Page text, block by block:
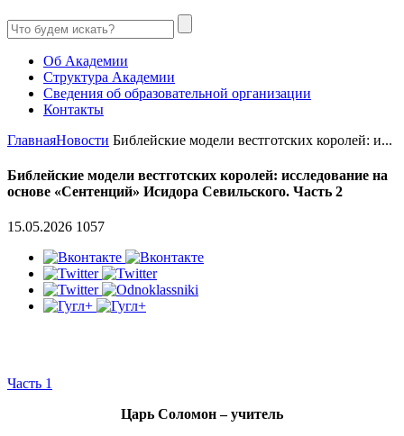
Об Академии
Структура Академии
Сведения об образовательной организации
Контакты
ГлавнаяНовости Библейские модели вестготских королей: и...
Библейские модели вестготских королей: исследование на
основе «Сентенций» Исидора Севильского. Часть 2
15.05.2026 1057
Часть 1
Царь Соломон – учитель